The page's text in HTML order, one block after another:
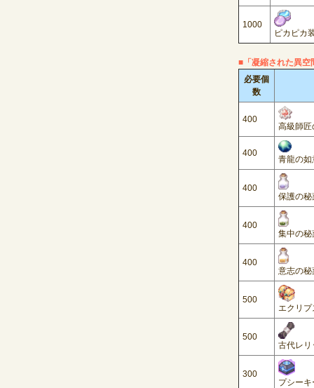
1000
ピカピカ
■「凝縮された異空
必要個
数
400
高級師
400
青龍の如
400
保護の秘
400
集中の秘
400
意志の秘
500
エクリプ
500
古代レリ
300
プシー